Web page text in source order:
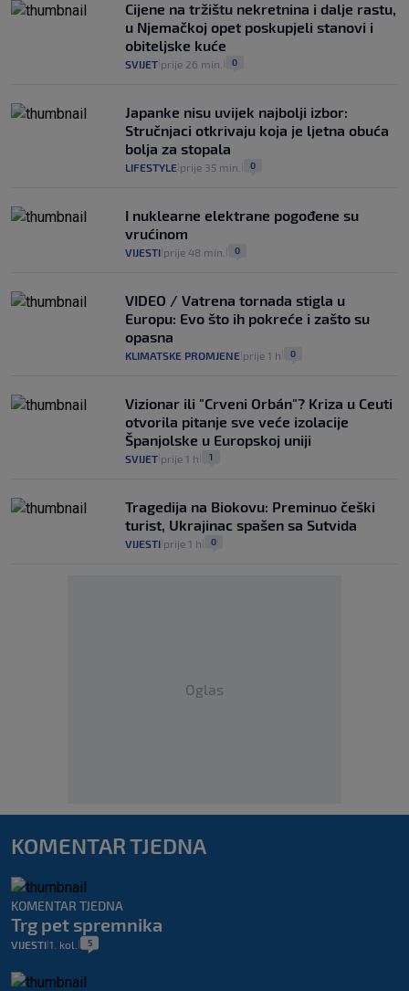
Cijene na tržištu nekretnina i dalje rastu,
u Njemačkoj opet poskupjeli stanovi i
obiteljske kuće
SVIJET prije 26 min. 0
Japanke nisu uvijek najbolji izbor:
Stručnjaci otkrivaju koja je ljetna obuća
bolja za stopala
LIFESTYLE prije 35 min. 0
I nuklearne elektrane pogođene su
vrućinom
VIJESTI prije 48 min. 0
VIDEO / Vatrena tornada stigla u
Europu: Evo što ih pokreće i zašto su
opasna
KLIMATSKE PROMJENE prije 1 h 0
Vizionar ili "Crveni Orbán"? Kriza u Ceuti
otvorila pitanje sve veće izolacije
Španjolske u Europskoj uniji
SVIJET prije 1 h 1
Tragedija na Biokovu: Preminuo češki
turist, Ukrajinac spašen sa Sutvida
VIJESTI prije 1 h 0
Oglas
KOMENTAR TJEDNA
KOMENTAR TJEDNA
Trg pet spremnika
VIJESTI 1. kol. 5